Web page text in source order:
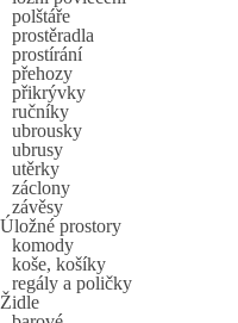
polštáře
prostěradla
prostírání
přehozy
přikrývky
ručníky
ubrousky
ubrusy
utěrky
záclony
závěsy
Úložné prostory
komody
koše, košíky
regály a poličky
Židle